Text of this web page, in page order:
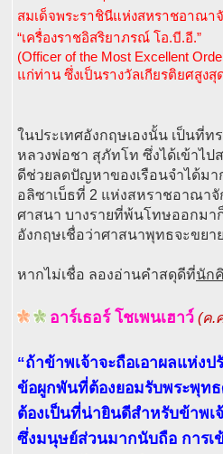
สมเด็จพระราชินีแห่งสหราชอาณา
“เครื่องราชอิสริยาภรณ์ โอ.บี.อี.”
(Officer of the Most Excellent
แก่ท่าน ซึ่งเป็นรางวัลเกียรติยศสูงสุ
ในประเทศอังกฤษเองนั้น เป็นที่
หลวงพ่อชา สุภัทโท ซึ่งได้เข้าไป
ดีช่วยลดปัญหาของเรือนจำได้ม
อลิซาเบ็ธที่ 2 แห่งสหราชอาณา
ศาสนา บางรายที่พ้นโทษออกมา
อังกฤษเชื่อว่าศาสนาพุทธจะขย
หากไม่เชื่อ ลองอ่านคำสดุดีที่นัก
อาร์เธอร์ โชเพนเฮาว์ (ค.
“ถ้าข้าพเจ้าจะถือเอาผลแห่ง
ข้อผูกพันที่ต้องยอมรับพระพุทธ
ต้องเป็นที่น่ายินดีสำหรับข้าพ
ซึ่งมนุษย์ส่วนมากนับถือ การเ